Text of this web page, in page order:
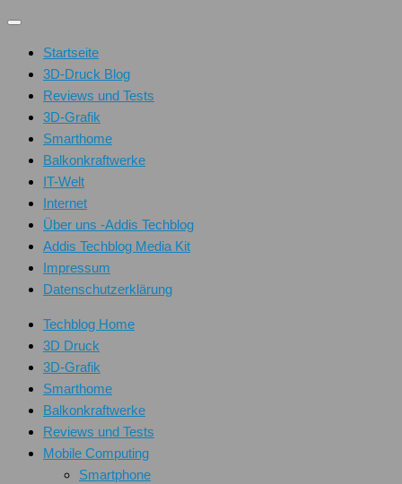
Unter
Inhalt
Startseite
3D-Druck Blog
Reviews und Tests
3D-Grafik
Smarthome
Balkonkraftwerke
IT-Welt
Internet
Über uns -Addis Techblog
Addis Techblog Media Kit
Impressum
Datenschutzerklärung
Techblog Home
3D Druck
3D-Grafik
Smarthome
Balkonkraftwerke
Reviews und Tests
Mobile Computing
Smartphone